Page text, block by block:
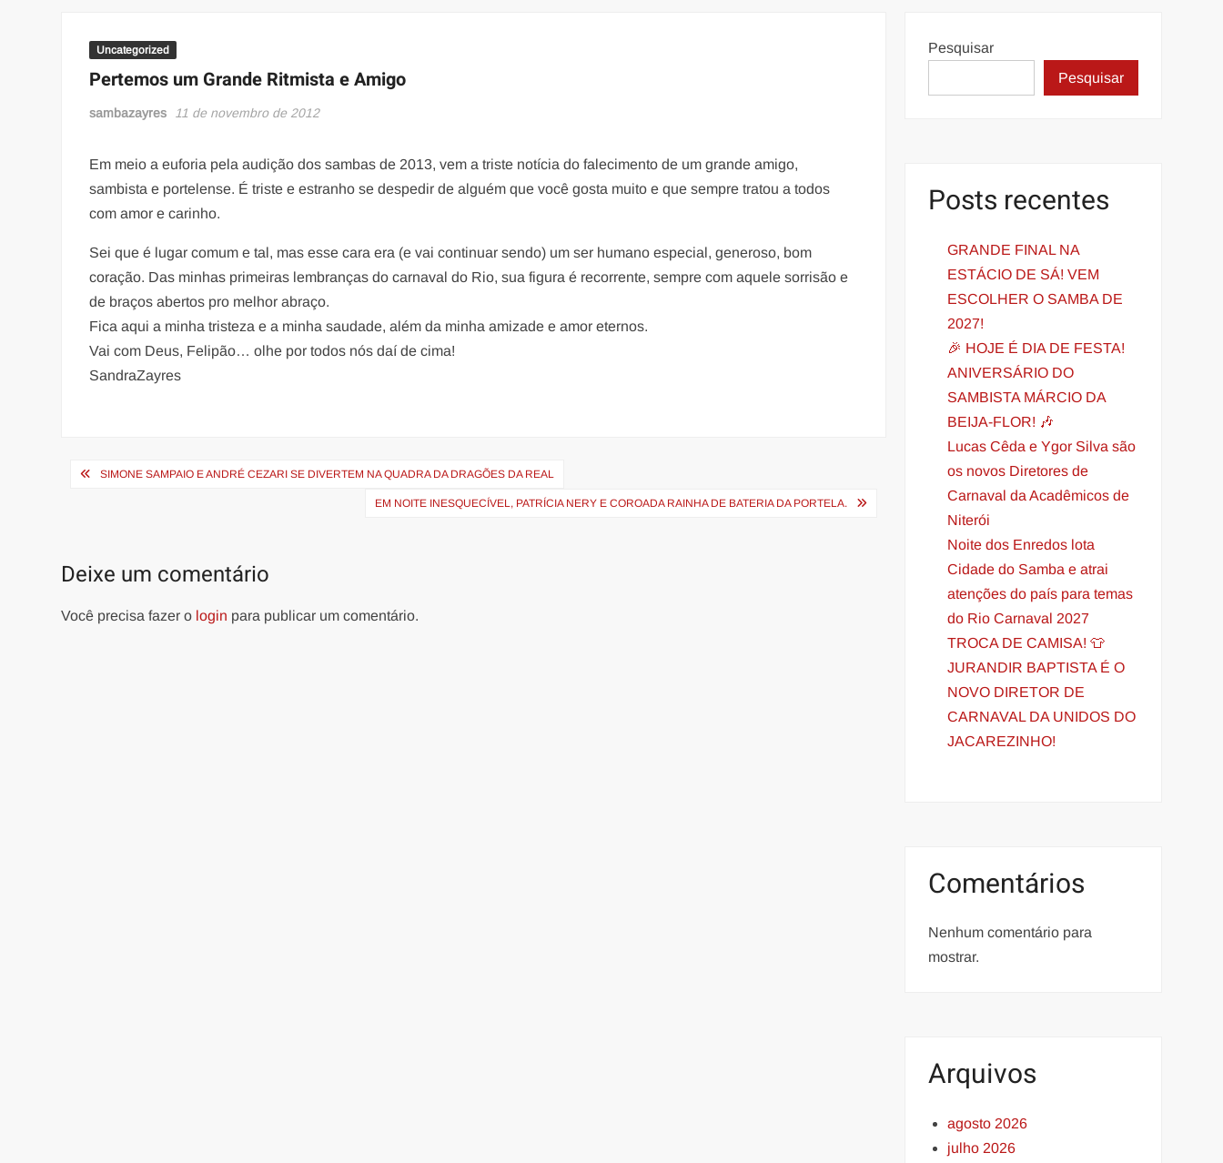
Uncategorized
Pertemos um Grande Ritmista e Amigo
sambazayres 11 de novembro de 2012
Em meio a euforia pela audição dos sambas de 2013, vem a triste notícia do falecimento de um grande amigo,
sambista e portelense. É triste e estranho se despedir de alguém que você gosta muito e que sempre tratou a todos
com amor e carinho.
Sei que é lugar comum e tal, mas esse cara era (e vai continuar sendo) um ser humano especial, generoso, bom
coração. Das minhas primeiras lembranças do carnaval do Rio, sua figura é recorrente, sempre com aquele sorrisão e
de braços abertos pro melhor abraço.
Fica aqui a minha tristeza e a minha saudade, além da minha amizade e amor eternos.
Vai com Deus, Felipão… olhe por todos nós daí de cima!
SandraZayres
Navegação
SIMONE SAMPAIO E ANDRÉ CEZARI SE DIVERTEM NA QUADRA DA DRAGÕES DA REAL
EM NOITE INESQUECÍVEL, PATRÍCIA NERY E COROADA RAINHA DE BATERIA DA PORTELA.
Deixe um comentário
Você precisa fazer o login para publicar um comentário.
Pesquisar
Pesquisar
Posts recentes
GRANDE FINAL NA
ESTÁCIO DE SÁ! VEM
ESCOLHER O SAMBA DE
2027!
🎉 HOJE É DIA DE FESTA!
ANIVERSÁRIO DO
SAMBISTA MÁRCIO DA
BEIJA-FLOR! 🎶
Lucas Cêda e Ygor Silva são
os novos Diretores de
Carnaval da Acadêmicos de
Niterói
Noite dos Enredos lota
Cidade do Samba e atrai
atenções do país para temas
do Rio Carnaval 2027
TROCA DE CAMISA! 👕
JURANDIR BAPTISTA É O
NOVO DIRETOR DE
CARNAVAL DA UNIDOS DO
JACAREZINHO!
Comentários
Nenhum comentário para
mostrar.
Arquivos
agosto 2026
julho 2026